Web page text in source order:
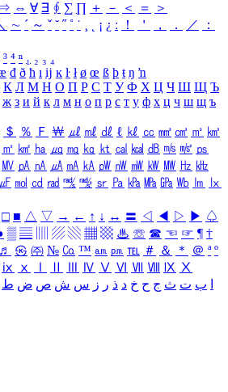
⇒ ⇔ ∀ ∃ ∮ ∑ ∏ ＋ － ＜ ＝
＞
∼ ´ ～ ˇ ˘ ˝ ˚ ˙ ¸ ¡ ¿ ː ！ ＇ ， ． ／
：
³ ⁴ ⁿ ₁ ₂ ₃ ₄
đ ð ħ ı ĳ ĸ ŀ ł ø œ ß þ ŧ ŋ ŉ
К Л М Н О П Р С Т У Ф Х Ц Ч Ш Щ Ъ
ж з и й к л м н о п р с т у ф х ц ч ш щ ъ
＄ ％ Ｆ ￦ ㎕ ㎖ ㎗ ℓ ㎘ ㏄ ㎣ ㎤ ㎥ ㎦
㎡ ㎢ ㏊ ㎍ ㎎ ㎏ ㏏ ㎈ ㎉ ㏈ ㎧ ㎨ ㎰
㎹ ㎀ ㎁ ㎂ ㎃ ㎄ ㎺ ㎻ ㎽ ㎾ ㎿ ㎐ ㎑
㎌ ㏖ ㏅ ㎭ ㎮ ㎯ ㏛ ㎩ ㎪ ㎫ ㎬ ㏝ ㏐
㏓
□ ■ △ ▽ → ← ↑ ↓ ↔ 〓 ◁ ◀ ▷ ▶ ♤
◑ ▒ ▤ ▨ ▧ ▦ ▩ ♨ ☏ ☎ ☜ ☞ ¶ †
♬ ㉿ ㈜ № ㏇ ™ ㏂ ㏘ ℡ ＃ ＆ ＊ ＠ ª º
ⅸ ⅹ Ⅳ Ⅴ Ⅵ Ⅶ Ⅷ Ⅸ Ⅹ
ب ت ث ج ح خ د ذ ر ز س ش ص ض ط